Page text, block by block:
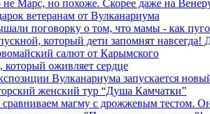
не Марс, но похоже. Скорее даже на
ветеранам от Вулканариума
поговорку о том, что мамы - как
который дети запомнят навсегда!
салют от Карымского
который оживляет сердце
Вулканариума запускается
женский тур “Душа Камчатки”
магму с дрожжевым тестом.